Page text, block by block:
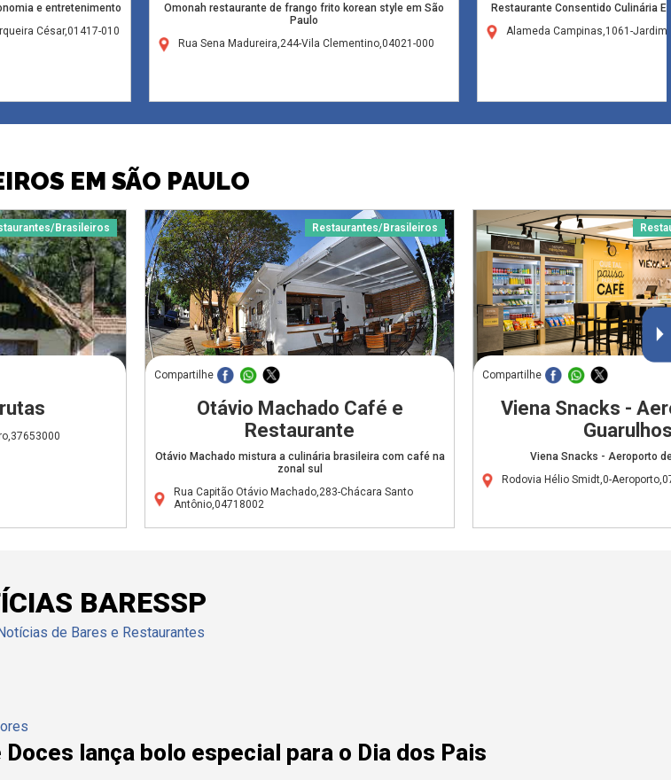
e entretenimento
César,01417-010
Omonah restaurante de frango frito korean style em São
Paulo
Rua Sena Madureira,244-Vila Clementino,04021-000
Restaurante Consentido Culinária
Alameda Campinas,1061-
EM SÃO PAULO
Brasileiros Restaurantes/Brasileiros
Compartilhe
Otávio Machado Café e
Restaurante
Otávio Machado mistura a culinária brasileira com café na
zonal sul
Rua Capitão Otávio Machado,283-Chácara Santo
Antônio,04718002
Compartilhe
Viena Snacks -
Viena Snacks - Aeroporto
Rodovia Hélio Smidt,0-
BARESSP
de Bares e Restaurantes
Doces lança bolo especial para o Dia dos Pais